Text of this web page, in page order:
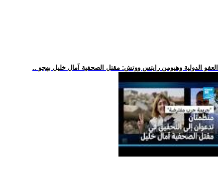
.. العفو الدولية وهيومن رايتس ووتش: مقتل الصحفية آمال خليل بهجو